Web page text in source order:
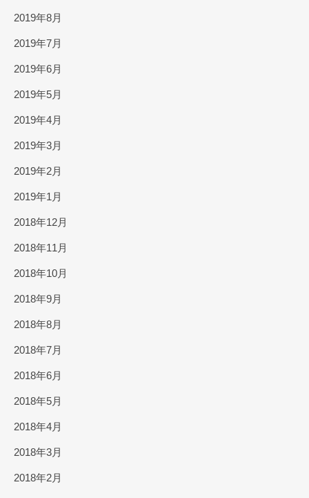
2019年8月
2019年7月
2019年6月
2019年5月
2019年4月
2019年3月
2019年2月
2019年1月
2018年12月
2018年11月
2018年10月
2018年9月
2018年8月
2018年7月
2018年6月
2018年5月
2018年4月
2018年3月
2018年2月